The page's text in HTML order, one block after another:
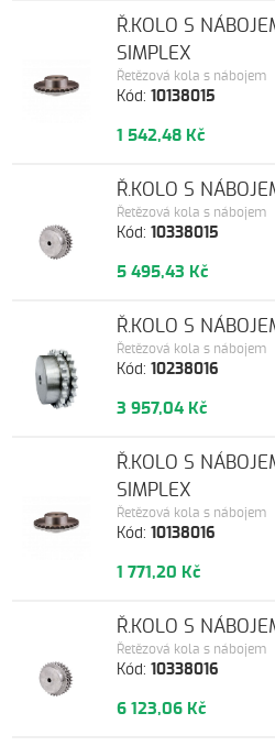
Kód:10138015
Řetězová kola s nábojem
Ř.KOLO S
SIMPLEX
1 542,48 Kč
Kód:10338015
Řetězová kola s nábojem
Ř.KOLO S
5 495,43 Kč
Kód:10238016
Řetězová kola s nábojem
Ř.KOLO S
3 957,04 Kč
Kód:10138016
Řetězová kola s nábojem
Ř.KOLO S
SIMPLEX
1 771,20 Kč
Kód:10338016
Řetězová kola s nábojem
Ř.KOLO S
6 123,06 Kč